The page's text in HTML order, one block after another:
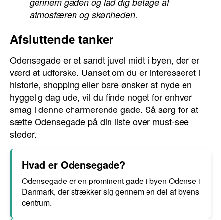
atmosfæren og skønheden.
Afsluttende tanker
Odensegade er et sandt juvel midt i byen, der er
værd at udforske. Uanset om du er interesseret i
historie, shopping eller bare ønsker at nyde en
hyggelig dag ude, vil du finde noget for enhver
smag i denne charmerende gade. Så sørg for at
sætte Odensegade på din liste over must-see
steder.
Hvad er Odensegade?
Odensegade er en prominent gade i byen Odense i
Danmark, der strækker sig gennem en del af byens
centrum.